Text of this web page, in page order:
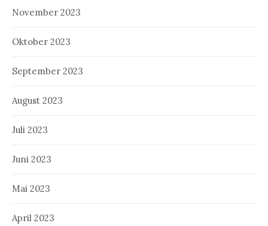
November 2023
Oktober 2023
September 2023
August 2023
Juli 2023
Juni 2023
Mai 2023
April 2023